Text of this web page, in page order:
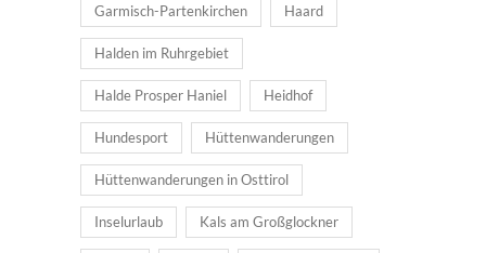
Garmisch-Partenkirchen Haard
Halden im Ruhrgebiet
Halde Prosper Haniel Heidhof
Hundesport Hüttenwanderungen
Hüttenwanderungen in Osttirol
Inselurlaub Kals am Großglockner